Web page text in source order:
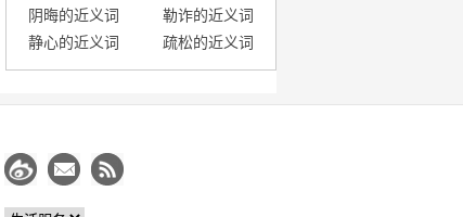
阴晦的近义词
勒诈的近义词
静心的近义词
疏松的近义词